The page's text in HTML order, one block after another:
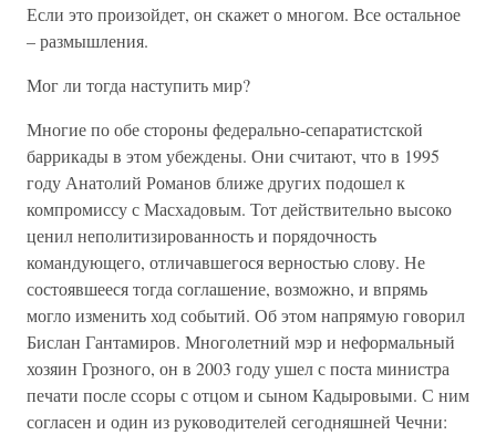
Если это произойдет, он скажет о многом. Все остальное
– размышления.
Мог ли тогда наступить мир?
Многие по обе стороны федерально-сепаратистской
баррикады в этом убеждены. Они считают, что в 1995
году Анатолий Романов ближе других подошел к
компромиссу с Масхадовым. Тот действительно высоко
ценил неполитизированность и порядочность
командующего, отличавшегося верностью слову. Не
состоявшееся тогда соглашение, возможно, и впрямь
могло изменить ход событий. Об этом напрямую говорил
Бислан Гантамиров. Многолетний мэр и неформальный
хозяин Грозного, он в 2003 году ушел с поста министра
печати после ссоры с отцом и сыном Кадыровыми. С ним
согласен и один из руководителей сегодняшней Чечни: